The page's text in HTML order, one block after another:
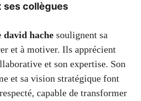
ses collègues
david hache soulignent sa
et à motiver. Ils apprécient
et son expertise. Son
et sa vision stratégique font
capable de transformer